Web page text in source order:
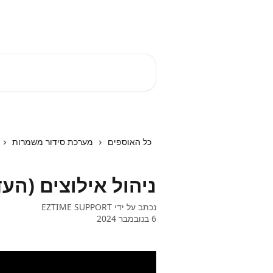
כל האוספים מערכת סידור משמרות
ניהול אילוצים
נכתב על ידי EZTIME SUPPORT
6 בנובמבר 2024